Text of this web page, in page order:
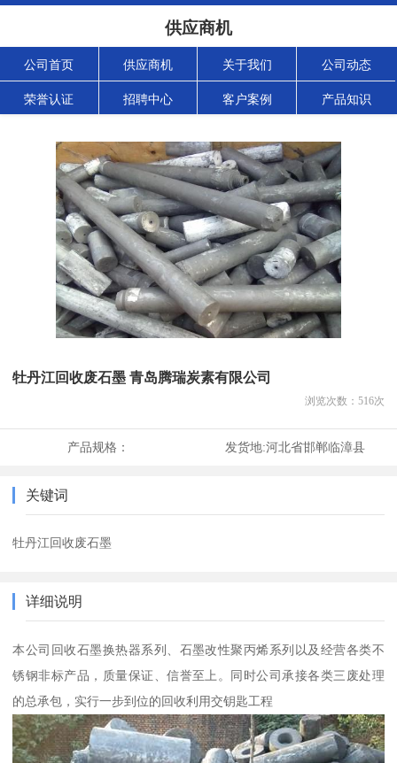
供应商机
公司首页 供应商机 关于我们 公司动态
荣誉认证 招聘中心 客户案例 产品知识
牡丹江回收废石墨 青岛腾瑞炭素有限公司
浏览次数： 516次
产品规格： 发货地:河北省邯郸临漳县
关键词
牡丹江回收废石墨
详细说明
本公司回收石墨换热器系列、石墨改性聚丙烯系列以及经营各类不
锈钢非标产品，质量保证、信誉至上。同时公司承接各类三废处理
的总承包，实行一步到位的回收利用交钥匙工程